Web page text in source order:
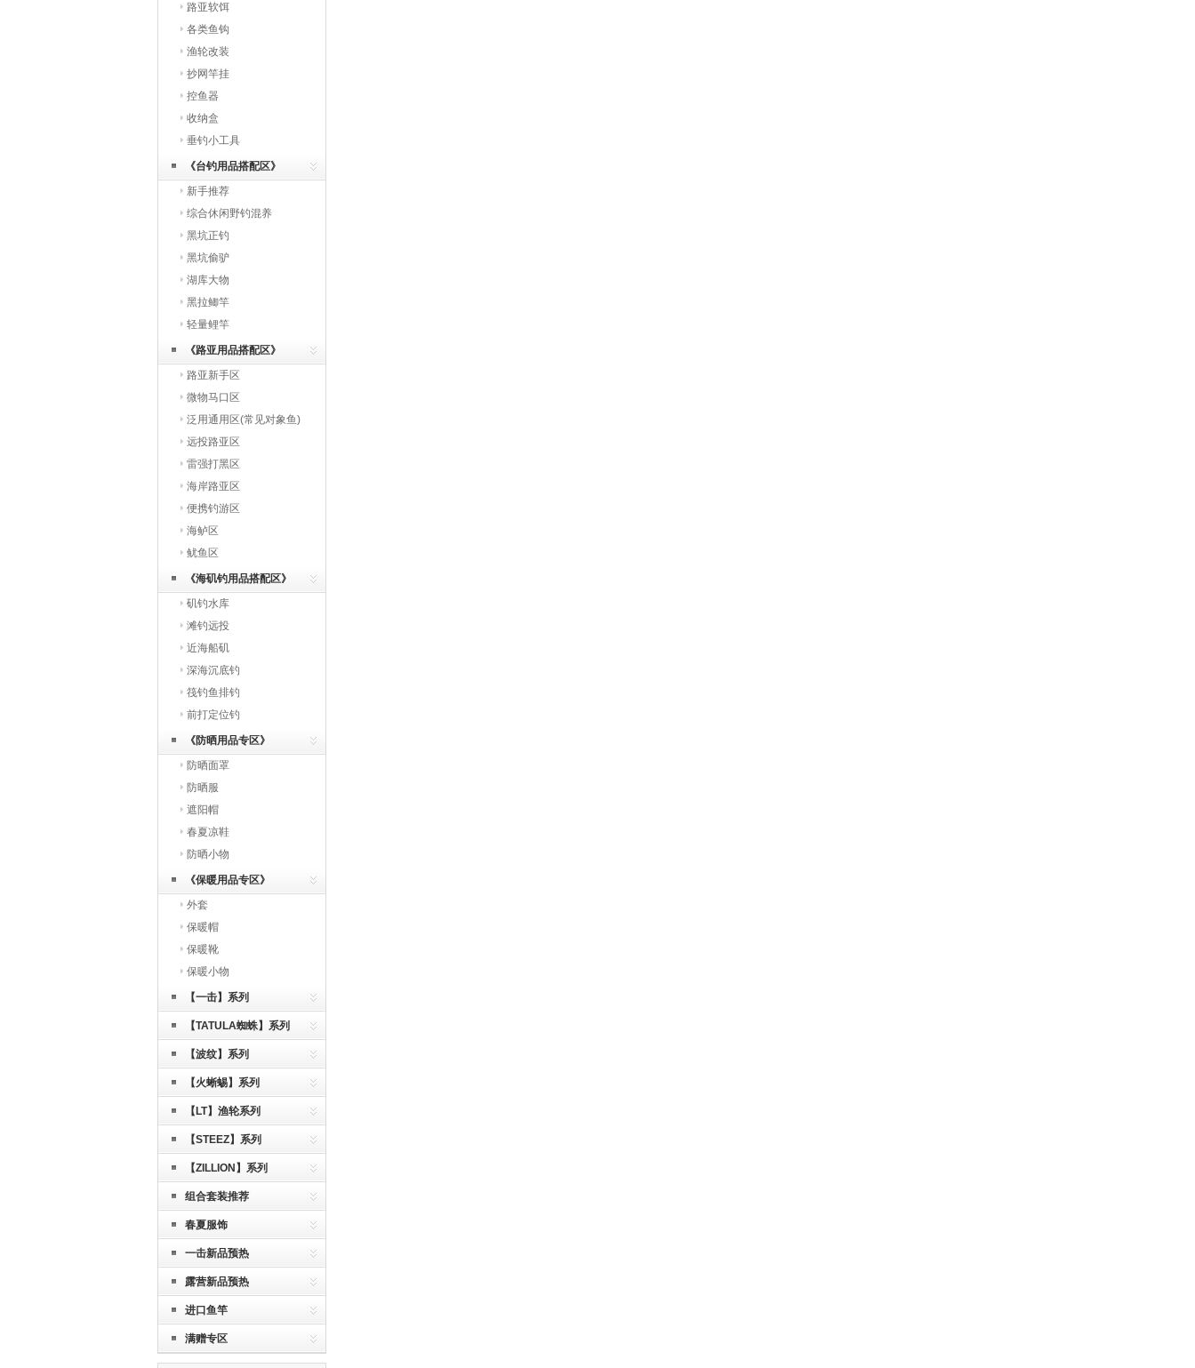
路亚软饵
各类鱼钩
渔轮改装
抄网竿挂
控鱼器
收纳盒
垂钓小工具
《台钓用品搭配区》
新手推荐
综合休闲野钓混养
黑坑正钓
黑坑偷驴
湖库大物
黑拉鲫竿
轻量鲤竿
《路亚用品搭配区》
路亚新手区
微物马口区
泛用通用区(常见对象鱼)
远投路亚区
雷强打黑区
海岸路亚区
便携钓游区
海鲈区
鱿鱼区
《海矶钓用品搭配区》
矶钓水库
滩钓远投
近海船矶
深海沉底钓
筏钓鱼排钓
前打定位钓
《防晒用品专区》
防晒面罩
防晒服
遮阳帽
春夏凉鞋
防晒小物
《保暖用品专区》
外套
保暖帽
保暖靴
保暖小物
【一击】系列
【TATULA蜘蛛】系列
【波纹】系列
【火蜥蜴】系列
【LT】渔轮系列
【STEEZ】系列
【ZILLION】系列
组合套装推荐
春夏服饰
一击新品预热
露营新品预热
进口鱼竿
满赠专区